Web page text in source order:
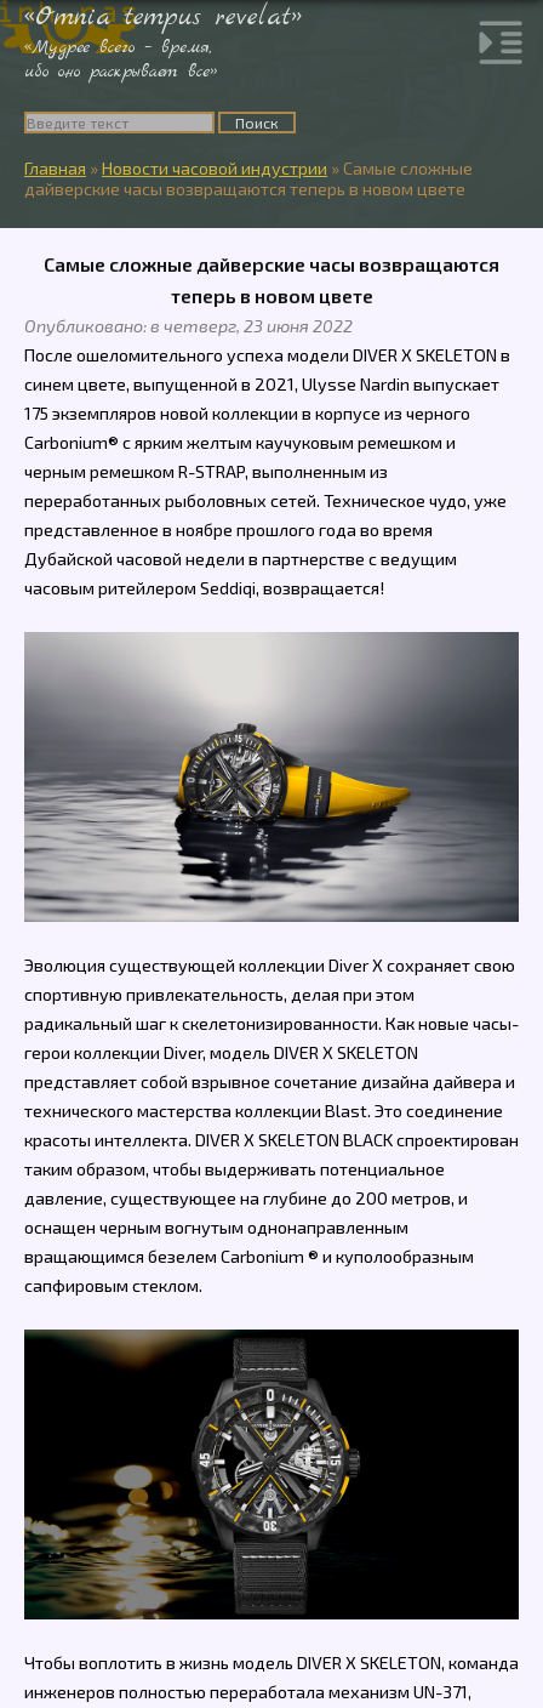
«Omnia tempus revelat»
«Мудрее всего – время,
ибо оно раскрывает все»
Главная »Новости часовой индустрии » Самые сложные
дайверские часы возвращаются теперь в новом цвете
Самые сложные дайверские часы возвращаются
теперь в новом цвете
Опубликовано: в четверг, 23 июня 2022
После ошеломительного успеха модели DIVER X SKELETON в
синем цвете, выпущенной в 2021, Ulysse Nardin выпускает
175 экземпляров новой коллекции в корпусе из черного
Carbonium® с ярким желтым каучуковым ремешком и
черным ремешком R-STRAP, выполненным из
переработанных рыболовных сетей. Техническое чудо, уже
представленное в ноябре прошлого года во время
Дубайской часовой недели в партнерстве с ведущим
часовым ритейлером Seddiqi, возвращается!
Эволюция существующей коллекции Diver X сохраняет свою
спортивную привлекательность, делая при этом
радикальный шаг к скелетонизированности. Как новые часы-
герои коллекции Diver, модель DIVER X SKELETON
представляет собой взрывное сочетание дизайна дайвера и
технического мастерства коллекции Blast. Это соединение
красоты интеллекта. DIVER X SKELETON BLACK спроектирован
таким образом, чтобы выдерживать потенциальное
давление, существующее на глубине до 200 метров, и
оснащен черным вогнутым однонаправленным
вращающимся безелем Carbonium ® и куполообразным
сапфировым стеклом.
Чтобы воплотить в жизнь модель DIVER X SKELETON, команда
инженеров полностью переработала механизм UN-371,